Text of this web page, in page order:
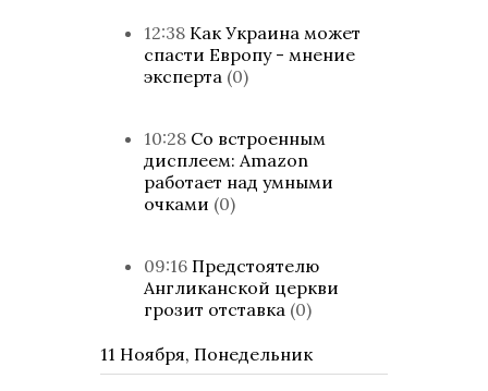
12:38 Как Украина может
спасти Европу - мнение
эксперта (0)
10:28 Со встроенным
дисплеем: Amazon
работает над умными
очками (0)
09:16 Предстоятелю
Англиканской церкви
грозит отставка (0)
11 Ноября, Понедельник